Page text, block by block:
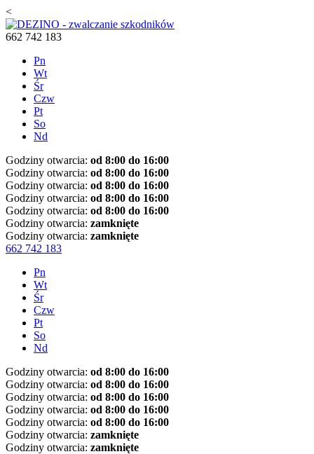
<
662 742 183
Pn
Wt
Śr
Czw
Pt
So
Nd
Godziny otwarcia: od 8:00 do 16:00
Godziny otwarcia: od 8:00 do 16:00
Godziny otwarcia: od 8:00 do 16:00
Godziny otwarcia: od 8:00 do 16:00
Godziny otwarcia: od 8:00 do 16:00
Godziny otwarcia: zamknięte
Godziny otwarcia: zamknięte
662 742 183
Pn
Wt
Śr
Czw
Pt
So
Nd
Godziny otwarcia: od 8:00 do 16:00
Godziny otwarcia: od 8:00 do 16:00
Godziny otwarcia: od 8:00 do 16:00
Godziny otwarcia: od 8:00 do 16:00
Godziny otwarcia: od 8:00 do 16:00
Godziny otwarcia: zamknięte
Godziny otwarcia: zamknięte